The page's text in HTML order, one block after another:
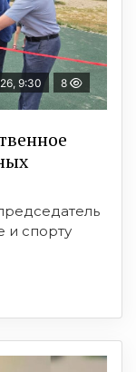
9:30 8
и спорту